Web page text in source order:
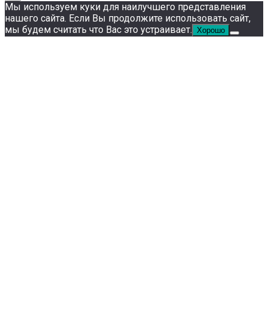
Мы используем куки для наилучшего представления
нашего сайта. Если Вы продолжите использовать сайт,
мы будем считать что Вас это устраивает. Хорошо